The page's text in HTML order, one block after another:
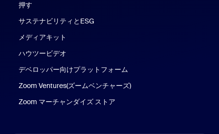
押す
サステナビリティとESG
メディアキット
ハウツービデオ
デベロッパー向けプラットフォーム
Zoom Ventures(ズームベンチャーズ)
Zoom マーチャンダイズ ストア